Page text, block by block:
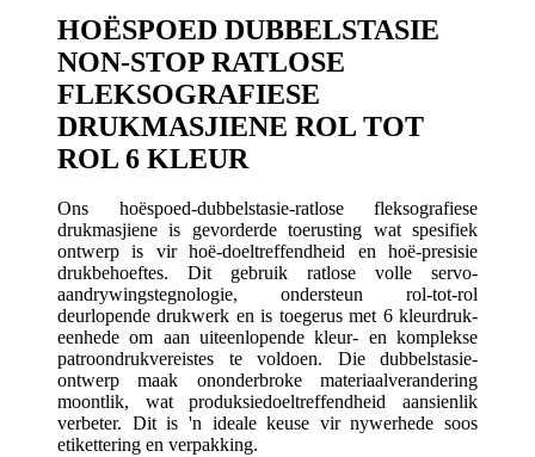
HOËSPOED DUBBELSTASIE
NON-STOP RATLOSE
FLEKSOGRAFIESE
DRUKMASJIENE ROL TOT
ROL 6 KLEUR
Ons hoëspoed-dubbelstasie-ratlose fleksografiese
drukmasjiene is gevorderde toerusting wat spesifiek
ontwerp is vir hoë-doeltreffendheid en hoë-presisie
drukbehoeftes. Dit gebruik ratlose volle servo-
aandrywingstegnologie, ondersteun rol-tot-rol
deurlopende drukwerk en is toegerus met 6 kleurdruk-
eenhede om aan uiteenlopende kleur- en komplekse
patroondrukvereistes te voldoen. Die dubbelstasie-
ontwerp maak ononderbroke materiaalverandering
moontlik, wat produksiedoeltreffendheid aansienlik
verbeter. Dit is 'n ideale keuse vir nywerhede soos
etikettering en verpakking.